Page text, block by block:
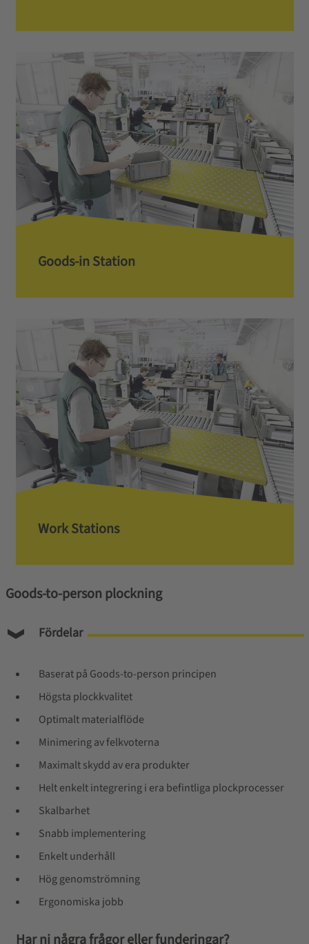
Goods-in Station
Work Stations
Goods-to-person plockning
Fördelar
Baserat på Goods-to-person principen
Högsta plockkvalitet
Optimalt materialflöde
Minimering av felkvoterna
Maximalt skydd av era produkter
Helt enkelt integrering i era befintliga plockprocesser
Skalbarhet
Snabb implementering
Enkelt underhåll
Hög genomströmning
Ergonomiska jobb
Har ni några frågor eller funderingar?